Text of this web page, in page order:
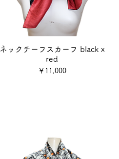
ネックチーフスカーフ black x
red
価格
￥11,000